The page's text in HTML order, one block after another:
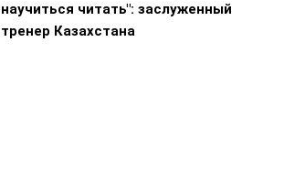
научиться читать": заслуженный
тренер Казахстана